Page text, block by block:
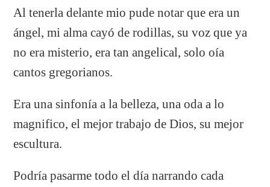
Al tenerla delante mio pude notar que era un
ángel, mi alma cayó de rodillas, su voz que ya
no era misterio, era tan angelical, solo oía
cantos gregorianos.
Era una sinfonía a la belleza, una oda a lo
magnifico, el mejor trabajo de Dios, su mejor
escultura.
Podría pasarme todo el día narrando cada